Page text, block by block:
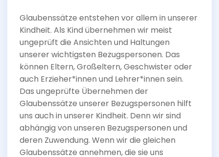
Glaubenssätze entstehen vor allem in unserer
Kindheit. Als Kind übernehmen wir meist
ungeprüft die Ansichten und Haltungen
unserer wichtigsten Bezugspersonen. Das
können Eltern, Großeltern, Geschwister oder
auch Erzieher*innen und Lehrer*innen sein.
Das ungeprüfte Übernehmen der
Glaubenssätze unserer Bezugspersonen hilft
uns auch in unserer Kindheit. Denn wir sind
abhängig von unseren Bezugspersonen und
deren Zuwendung. Wenn wir die gleichen
Glaubenssätze annehmen, die sie uns